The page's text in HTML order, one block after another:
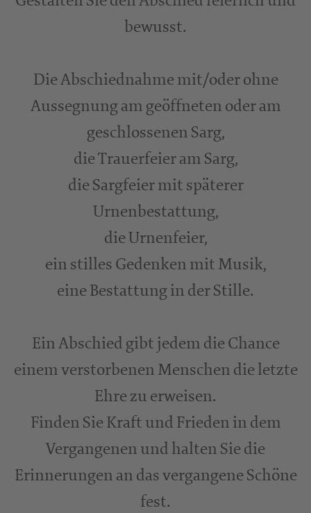
bewusst.
Die Abschiednahme mit/oder ohne
Aussegnung am geöffneten oder am
geschlossenen Sarg,
die Trauerfeier am Sarg,
die Sargfeier mit späterer
Urnenbestattung,
die Urnenfeier,
ein stilles Gedenken mit Musik,
eine Bestattung in der Stille.
Ein Abschied gibt jedem die Chance
einem verstorbenen Menschen die letzte
Ehre zu erweisen.
Finden Sie Kraft und Frieden in dem
Vergangenen und halten Sie die
Erinnerungen an das vergangene Schöne
fest.